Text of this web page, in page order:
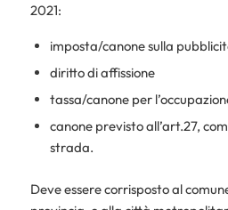
2021:
imposta/canone sulla
diritto di affissione
tassa/canone per
canone previsto all’art.27,
strada.
Deve essere corrisposto al